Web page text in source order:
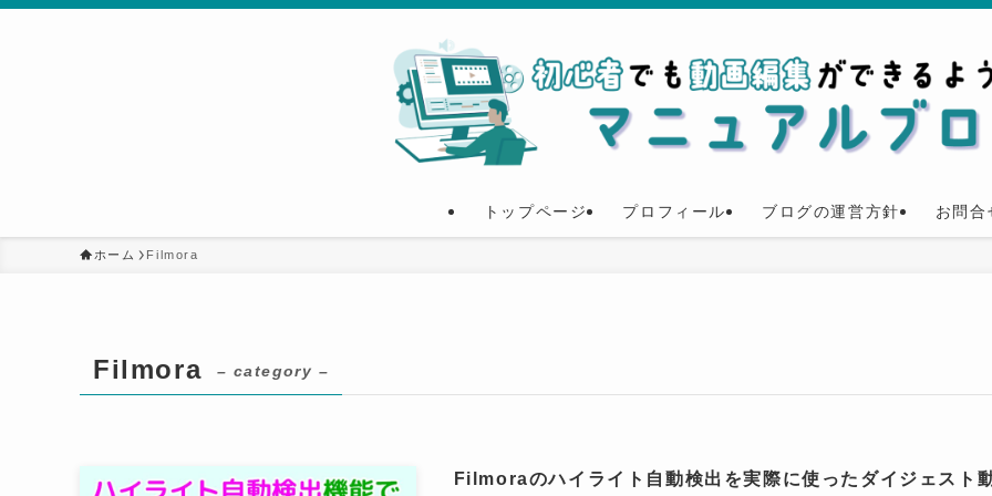
トップページ プロフィール ブログの運営方針 お問合
ホーム Filmora
Filmora – category –
Filmoraのハイライト自動検出を実際に使ったダイジェスト